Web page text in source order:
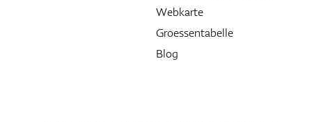
Webkarte
Groessentabelle
Blog